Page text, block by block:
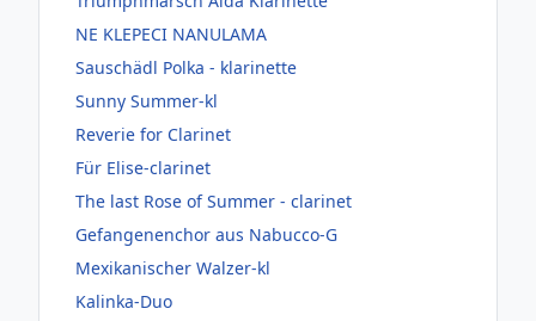
NE KLEPECI NANULAMA
Sauschädl Polka - klarinette
Sunny Summer-kl
Reverie for Clarinet
Für Elise-clarinet
The last Rose of Summer - clarinet
Gefangenenchor aus Nabucco-G
Mexikanischer Walzer-kl
Kalinka-Duo